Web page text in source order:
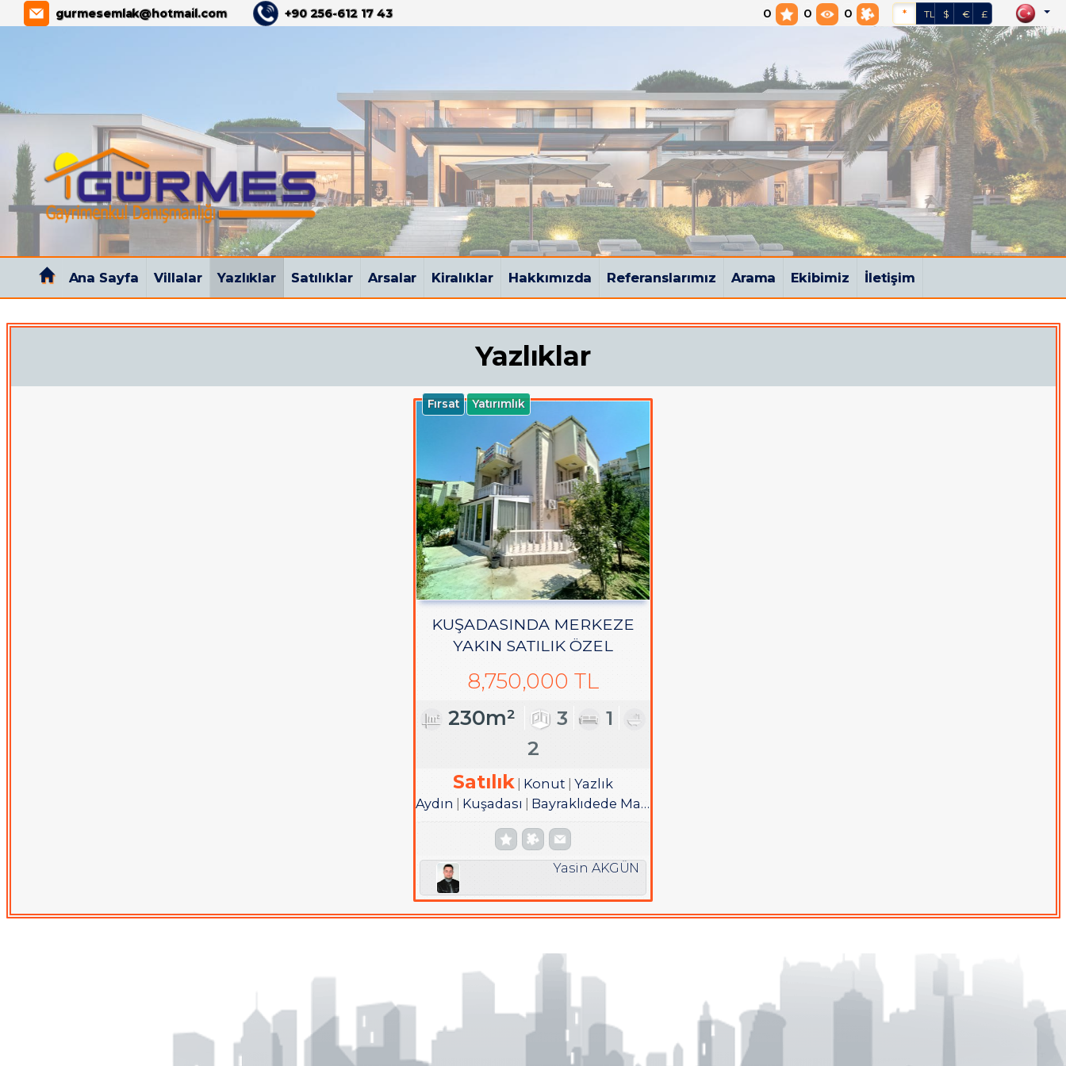
GÜRMES GAYRİMENKUL
gurmesemlak@hotmail.com +90 256-612 17 43 0 0 0 * TL $ € £
Ana Sayfa Villalar Yazlıklar Satılıklar Arsalar Kiralıklar Hakkımızda Referanslarımız Arama Ekibimiz İletişim
Yazlıklar
Fırsat Yatırımlık
KUŞADASINDA MERKEZE
YAKIN SATILIK ÖZEL
8,750,000 TL
230m² 3
1
2
Satılık Konut Yazlık
Aydın
Kuşadası Bayraklıdede Mah.
Yasin AKGÜN